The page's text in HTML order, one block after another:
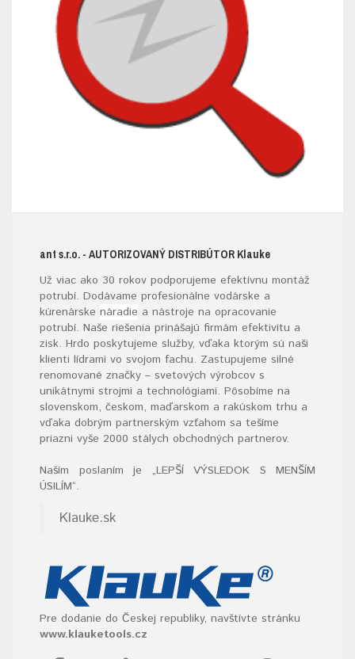
ant s.r.o. - AUTORIZOVANÝ DISTRIBÚTOR Klauke
Už viac ako 30 rokov podporujeme efektívnu montáž
potrubí. Dodávame profesionálne vodárske a
kúrenárske náradie a nástroje na opracovanie
potrubí. Naše riešenia prinášajú firmám efektivitu a
zisk. Hrdo poskytujeme služby, vďaka ktorým sú naši
klienti lídrami vo svojom fachu. Zastupujeme silné
renomované značky – svetových výrobcov s
unikátnymi strojmi a technológiami. Pôsobíme na
slovenskom, českom, maďarskom a rakúskom trhu a
vďaka dobrým partnerským vzťahom sa tešíme
priazni vyše 2000 stálych obchodných partnerov.
Naším poslaním je „LEPŠÍ VÝSLEDOK S MENŠÍM
ÚSILÍM“.
Klauke.sk
Pre dodanie do Českej republiky, navštívte stránku
www.klauketools.cz